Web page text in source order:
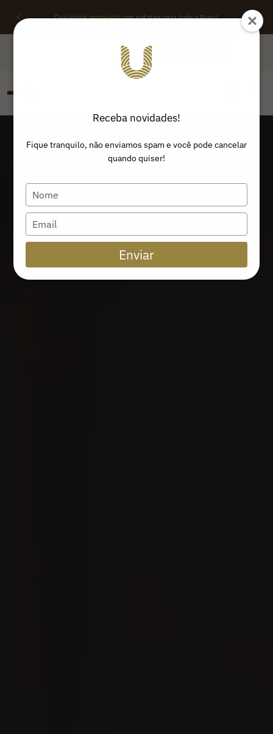
Qualidadepremiadacom entrega para todo o Brasil
ONDE ENCONTRAR
Buscar produtos:
Receba novidades!
Fique tranquilo, não enviamos spam e você pode cancelar
quando quiser!
Type
your
name
Type
your
email
Enviar